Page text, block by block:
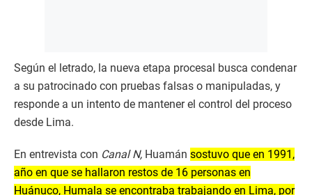
Según el letrado, la nueva etapa procesal busca condenar
a su patrocinado con pruebas falsas o manipuladas, y
responde a un intento de mantener el control del proceso
desde Lima.
En entrevista con Canal N, Huamán sostuvo que en 1991,
año en que se hallaron restos de 16 personas en
Huánuco, Humala se encontraba trabajando en Lima, por